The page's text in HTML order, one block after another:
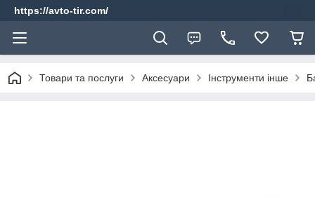
https://avto-tir.com/
Товари та послуги Аксесуари Інструменти інше